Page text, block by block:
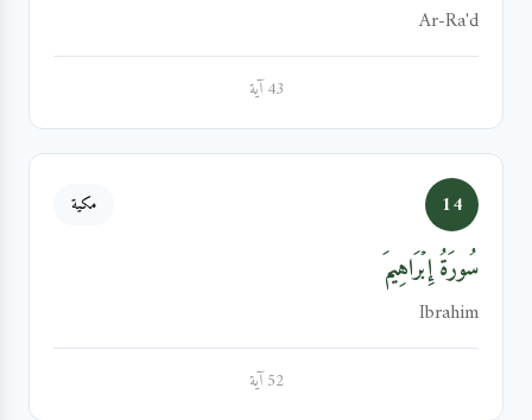
Ar-Ra'd
43 آية
14 مكية
سُورَةُ إِبۡرَاهِيمَ
Ibrahim
52 آية